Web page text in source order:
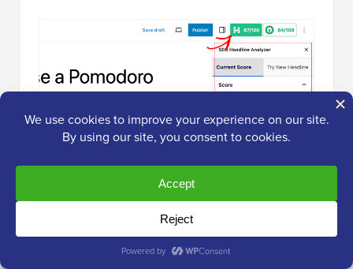
12. Google Lens bearbetar över20
miljarder visuella sökningar varje
månad.